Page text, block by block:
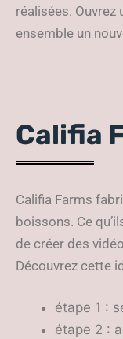
réalisées. Ouvrez
ensemble un
Califia
Califia Farms
boissons. Ce
de créer des
Découvrez cette
étape 1 :
étape 2 :